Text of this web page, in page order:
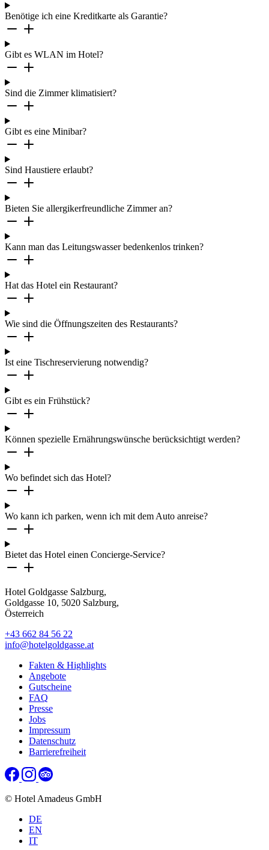
Benötige ich eine Kreditkarte als Garantie?
Gibt es WLAN im Hotel?
Sind die Zimmer klimatisiert?
Gibt es eine Minibar?
Sind Haustiere erlaubt?
Bieten Sie allergikerfreundliche Zimmer an?
Kann man das Leitungswasser bedenkenlos trinken?
Hat das Hotel ein Restaurant?
Wie sind die Öffnungszeiten des Restaurants?
Ist eine Tischreservierung notwendig?
Gibt es ein Frühstück?
Können spezielle Ernährungswünsche berücksichtigt werden?
Wo befindet sich das Hotel?
Wo kann ich parken, wenn ich mit dem Auto anreise?
Bietet das Hotel einen Concierge-Service?
Hotel Goldgasse Salzburg,
Goldgasse 10, 5020 Salzburg,
Österreich
+43 662 84 56 22
info@hotelgoldgasse.at
Fakten & Highlights
Angebote
Gutscheine
FAQ
Presse
Jobs
Impressum
Datenschutz
Barrierefreiheit
© Hotel Amadeus GmbH
DE
EN
IT